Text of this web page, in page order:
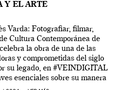
Y EL ARTE
Varda: Fotografiar, filmar,
Cultura Contemporánea de
la obra de una de las
y comprometidas del siglo
su legado, en #VEINDIGITAL
esenciales sobre su manera
cine y el arte contemporáneo.